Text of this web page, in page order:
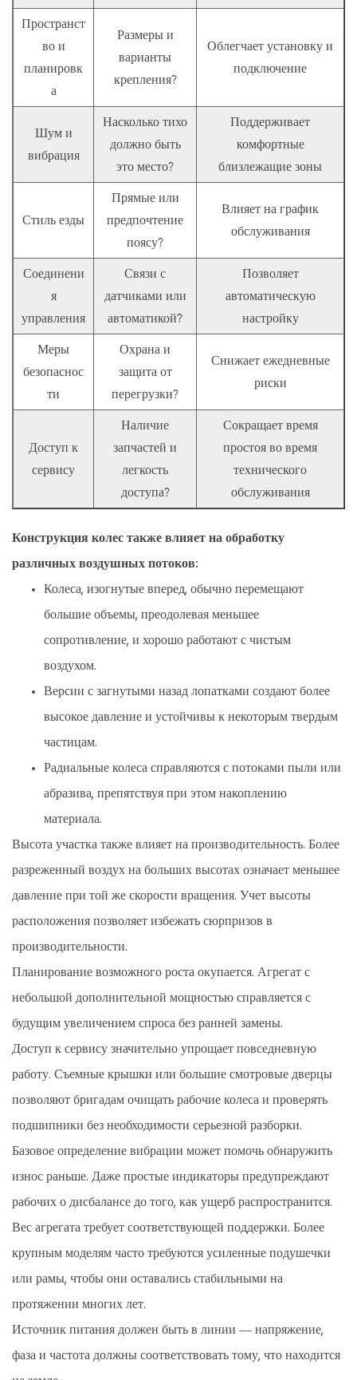
Пространст
во и
планировк
а
Размеры и
варианты
крепления?
Облегчает установку и
подключение
Шум и
вибрация
Насколько тихо
должно быть
это место?
Поддерживает
комфортные
близлежащие зоны
Стиль езды
Прямые или
предпочтение
поясу?
Влияет на график
обслуживания
Соединени
я
управления
Связи с
датчиками или
автоматикой?
Позволяет
автоматическую
настройку
Меры
безопаснос
ти
Охрана и
защита от
перегрузки?
Снижает ежедневные
риски
Доступ к
сервису
Наличие
запчастей и
легкость
доступа?
Сокращает время
простоя во время
технического
обслуживания
Конструкция колес также влияет на обработку
различных воздушных потоков:
Колеса, изогнутые вперед, обычно перемещают
большие объемы, преодолевая меньшее
сопротивление, и хорошо работают с чистым
воздухом.
Версии с загнутыми назад лопатками создают более
высокое давление и устойчивы к некоторым твердым
частицам.
Радиальные колеса справляются с потоками пыли или
абразива, препятствуя при этом накоплению
материала.
Высота участка также влияет на производительность. Более
разреженный воздух на больших высотах означает меньшее
давление при той же скорости вращения. Учет высоты
расположения позволяет избежать сюрпризов в
производительности.
Планирование возможного роста окупается. Агрегат с
небольшой дополнительной мощностью справляется с
будущим увеличением спроса без ранней замены.
Доступ к сервису значительно упрощает повседневную
работу. Съемные крышки или большие смотровые дверцы
позволяют бригадам очищать рабочие колеса и проверять
подшипники без необходимости серьезной разборки.
Базовое определение вибрации может помочь обнаружить
износ раньше. Даже простые индикаторы предупреждают
рабочих о дисбалансе до того, как ущерб распространится.
Вес агрегата требует соответствующей поддержки. Более
крупным моделям часто требуются усиленные подушечки
или рамы, чтобы они оставались стабильными на
протяжении многих лет.
Источник питания должен быть в линии — напряжение,
фаза и частота должны соответствовать тому, что находится